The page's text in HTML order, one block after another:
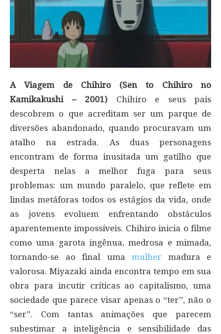
A Viagem de Chihiro (Sen to Chihiro no
Kamikakushi – 2001) Chihiro e seus pais
descobrem o que acreditam ser um parque de
diversões abandonado, quando procuravam um
atalho na estrada. As duas personagens
encontram de forma inusitada um gatilho que
desperta nelas a melhor fuga para seus
problemas: um mundo paralelo, que reflete em
lindas metáforas todos os estágios da vida, onde
as jovens evoluem enfrentando obstáculos
aparentemente impossíveis. Chihiro inicia o filme
como uma garota ingênua, medrosa e mimada,
tornando-se ao final uma mulher madura e
valorosa. Miyazaki ainda encontra tempo em sua
obra para incutir críticas ao capitalismo, uma
sociedade que parece visar apenas o “ter”, não o
“ser”. Com tantas animações que parecem
subestimar a inteligência e sensibilidade das